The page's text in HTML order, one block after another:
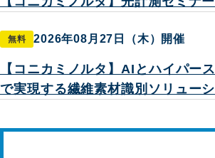
無料 2026年08月27日（木）開催
【コニカミノルタ】AIとハイパー
で実現する繊維素材識別ソリュー